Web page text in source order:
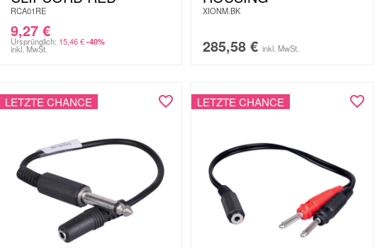
RCA01RE
9,27 €
Ursprünglich: 15,46€ -40%
inkl. MwSt.
XIONM.BK
285,58 € inkl. MwSt.
LETZTE CHANCE LETZTE CHANCE